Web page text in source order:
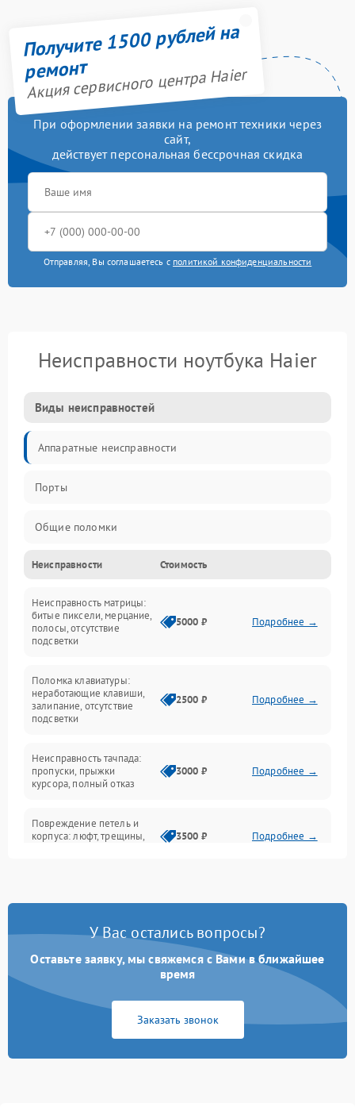
Получите 1500 рублей на
ремонт
Акция сервисного центра Haier
При оформлении заявки на ремонт техники через
сайт,
действует персональная бессрочная скидка
Отправляя, Вы соглашаетесь с политикой конфиденциальности
Неисправности ноутбука Haier
Виды неисправностей
Аппаратные неисправности
Порты
Общие поломки
Устройства
Программные ошибки
Электрические и системные сбои
Интерфейсные проблемы
Батарея
Сеть и интернет
Неисправности Стоимость
Неисправность матрицы:
битые пиксели, мерцание,
полосы, отсутствие
подсветки
5000 ₽ Подробнее →
Поломка клавиатуры:
неработающие клавиши,
залипание, отсутствие
подсветки
2500 ₽ Подробнее →
Неисправность тачпада:
пропуски, прыжки
курсора, полный отказ
3000 ₽ Подробнее →
Повреждение петель и
корпуса: люфт, трещины,
3500 ₽ Подробнее →
быстрая разрядка,
2500 ₽ Подробнее →
Неисправность зарядного
питания
2000 ₽ Подробнее →
неисправности кулера
У Вас остались вопросы?
Оставьте заявку, мы свяжемся с Вами в ближайшее
время
Заказать звонок